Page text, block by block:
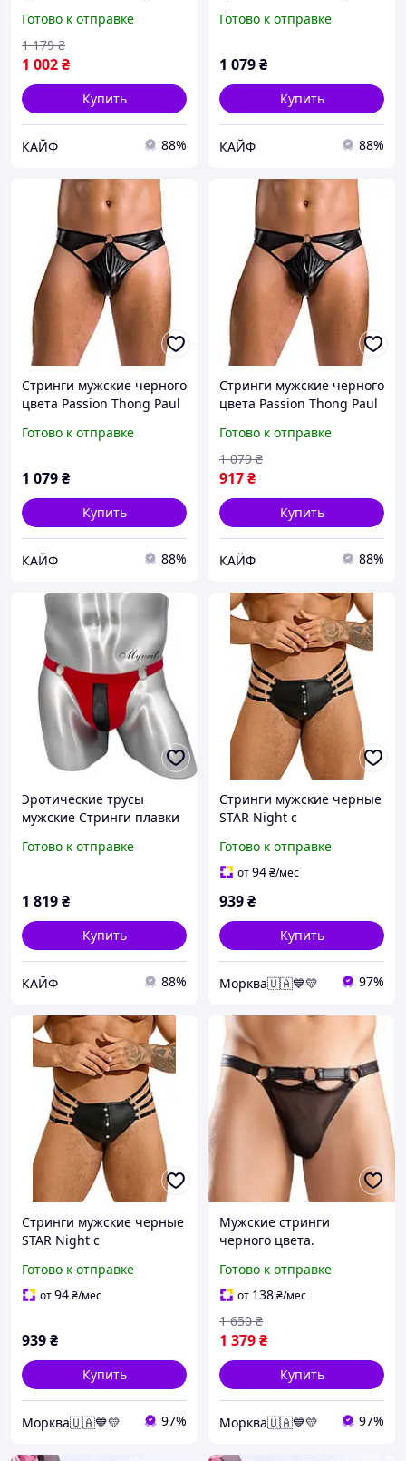
S M AllInOne -market-
without-queues-
Готово к отправке
1 002₴
1 179 ₴
Купить
КАЙФ 88%
AllInOne -market-without-
Готово к отправке
1 079₴
Купить
КАЙФ 88%
Стринги мужские черного
цвета Passion Thong Paul
AllInOne -market-without-
Готово к отправке
1 079₴
Купить
КАЙФ 88%
Стринги мужские черного
цвета Passion Thong Paul
XXXL Love&Life -online-
multimarket-
Готово к отправке
917₴
1 079 ₴
Купить
КАЙФ 88%
Эротические трусы
мужские Стринги плавки
мужское нижнее белье.
Готово к отправке
1 819₴
Купить
КАЙФ 88%
Стринги мужские черные
STAR Night с
резинками по бокам, L
Женские и мужские секс-
Готово к отправке
от94₴/мес
939₴
Купить
Морква🇺🇦💙💛 97%
Стринги мужские черные
STAR Night с
резинками по бокам, M
Эротические товары для
Готово к отправке
от94₴/мес
939₴
Купить
Морква🇺🇦💙💛 97%
Мужские стринги
черного цвета.
Готово к отправке
от 138₴/мес
1 379₴
1 650 ₴
Купить
Морква🇺🇦💙💛 97%